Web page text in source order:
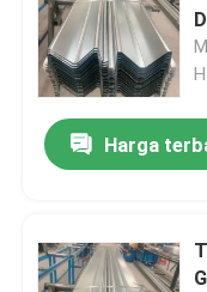
Produk
Harga